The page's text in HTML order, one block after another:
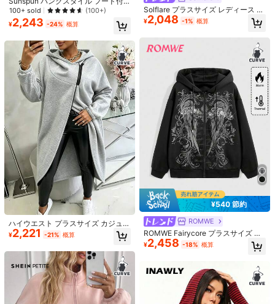
ルーズ ハイウエスト ストライプ ワ
グ ウエスト、多用途 (ストライプパ
ターンランダム) 春、エフォートレス
スタイル
#1 ベストセラー
売り切れ間近！
売り切れ間近！
売り切れ間近！
#1 ベストセラー に カジュアル カジュアルパンツ
売り切れ間近！
10k+ sold
1,414 -1% 概算
国内発送 商品タイトル 春夏秋 3 シー
ズン着回し可 新中式水竜切り替え半
袖シャツ変形ワイドパンツ 2 点セッ
ト 国潮ダーク改良漢服風コス 屋外撮
影・イベント
5,437 -53% 残り3日
¥792 節約
国内発送
2026 夏新作 UV 対策シフォ
長袖 薄手通気性軽量体型カバー リゾ
ートカジュアルお出かけデート 華奢
¥ 1,856 -30%
4
綿100% 【嫁が好きすぎて
念日 面白い おもしろ ギャグ ネタ ウ
ケ狙い 文字 笑える Tシャツ
300+ sold (100+)
-48%
き アイレット&リングデコレーショ
ン ロングスリーブスウェットシャツ
プラスサイズ
100+ sold (100+)
¥2,243 -24% 概算
ハイウエスト プラスサイズ カジュア
ル エレガント スウェットシャツ、無
地 ジッパー付き チューリップヘム、
¥2,221 -21% 概算
Solflare プラスサイズ レディース 無
地 ラウンドネック 長袖 カジュアル
スウェットシャツ、秋冬、学校、ビ
ジネスカジュアル、オフィス、仕
事、教師、暖かい
¥2,048 -1% 概算
¥540 節約
ROMWE
ROMWE Fairycore プラスサイズ レ
ディース ヴィンテージ ウィング&ト
ーン プリント レター ラインストー
ウェットシャツ
¥2,458 -18% 概算